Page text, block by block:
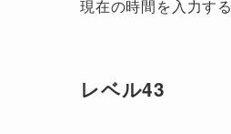
現在の時間を入力する
レベル43